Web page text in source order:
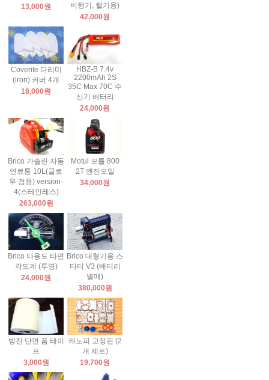
13,000원
비행기, 헬기용)
42,000원
Coverite 다리미
(iron) 커버 4개
18,000원
HBZ-B 7.4v
2200mAh 2S
35C Max 70C 수
신기 배터리
24,000원
Brico 가솔린 자동
연료통 10L(글로
우 겸용) version-
4(스테인레스)
263,000원
Motul 모튤 800
2T 엔진오일
34,000원
Brico 다용도 타면
각도계 (투명)
24,000원
Brico 대형기용 스
타터 V3 (배터리
별매)
380,000원
방진 단면 폼 테이
프
3,000원
캐노피 고정핀 (2
개 세트)
19,700원